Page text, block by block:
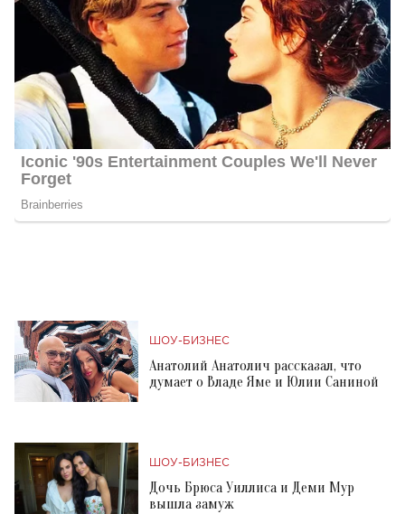
ШОУ-БИЗНЕС
Анатолий Анатолич рассказал, что
думает о Владе Яме и Юлии Саниной
ШОУ-БИЗНЕС
Дочь Брюса Уиллиса и Деми Мур
вышла замуж